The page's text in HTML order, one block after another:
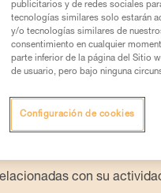
de los productos
la información de la
una formación y un
para ejecutar estas
con su
publicitarios y de redes sociales
tecnologías similares solo estarán
y/o tecnologías similares de
consentimiento en cualquier
parte inferior de la página del Sitio
de usuario, pero bajo ninguna
Configuración de cookies